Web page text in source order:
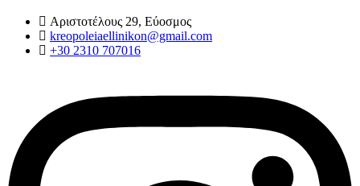
Αριστοτέλους 29, Εύοσμος
kreopoleiaellinikon@gmail.com
+30 2310 707016